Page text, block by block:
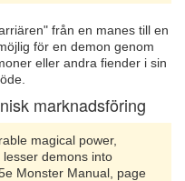
från en manes till en
för en demon genom
eller andra fiender i sin
marknadsföring
magical power,
demons into
Monster Manual, page